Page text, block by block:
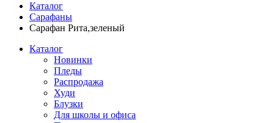
Каталог
Сарафаны
Сарафан Рита,зеленый
Каталог
Новинки
Пледы
Распродажа
Худи
Блузки
Для школы и офиса